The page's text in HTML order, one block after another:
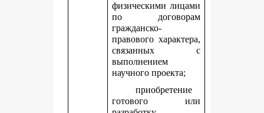
физическими лицами
по договорам
гражданско-
правового характера,
связанных с
выполнением
научного проекта;
приобретение
готового или